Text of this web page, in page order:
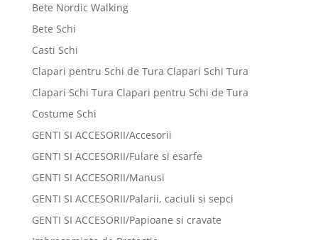
Bete Nordic Walking
Bete Schi
Casti Schi
Clapari pentru Schi de Tura Clapari Schi Tura
Clapari Schi Tura Clapari pentru Schi de Tura
Costume Schi
GENTI SI ACCESORII/Accesorii
GENTI SI ACCESORII/Fulare si esarfe
GENTI SI ACCESORII/Manusi
GENTI SI ACCESORII/Palarii, caciuli si sepci
GENTI SI ACCESORII/Papioane si cravate